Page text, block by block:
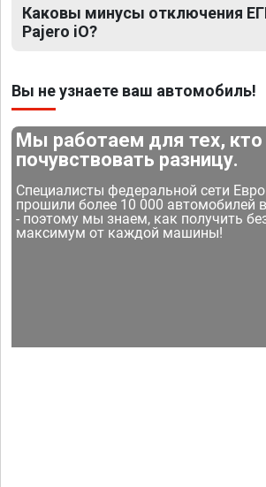
Каковы минусы отключения
Pajero iO?
Вы не узнаете ваш автомобиль!
Мы работаем для тех,
почувствовать разницу.
Специалисты федеральной сети
прошили более 10 000 автомобилей
- поэтому мы знаем, как получить
максимум от каждой машины!